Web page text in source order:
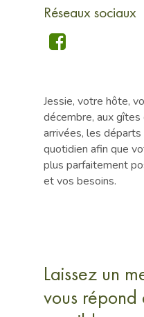
Réseaux sociaux
Jessie, votre hôte,
décembre, aux gîtes
arrivées, les
quotidien afin que
plus parfaitement
et vos besoins.
Laissez un
vous répond